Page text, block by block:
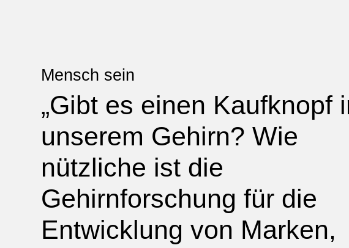
Mensch sein
„Gibt es einen Kaufknopf
unserem Gehirn? Wie
nützliche ist die
Gehirnforschung für die
Entwicklung von Marken,